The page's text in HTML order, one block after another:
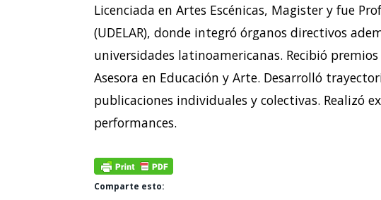
Licenciada en Artes Escénicas, Magister y fue
(UDELAR), donde integró órganos directivos
universidades latinoamericanas. Recibió
Asesora en Educación y Arte. Desarrolló
publicaciones individuales y colectivas. Realizó
performances.
Comparte esto: